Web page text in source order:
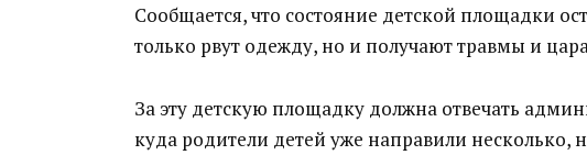
Сообщается, что состояние детской площадки
только рвут одежду, но и получают травмы и
За эту детскую площадку должна отвечать
куда родители детей уже направили несколько,